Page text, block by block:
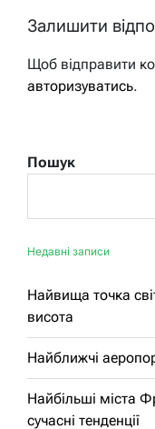
Залишити
Щоб відправити
авторизуватись.
Пошук
Недавні записи
Найвища точка
висота
Найближчі
Найбільші міста
сучасні тенденції